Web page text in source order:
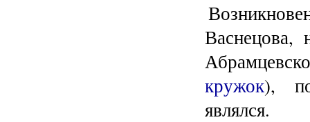
Васнецова,
кружок),
являлся.